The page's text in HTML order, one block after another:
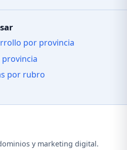
por provincia
provincia
por rubro
y marketing digital.